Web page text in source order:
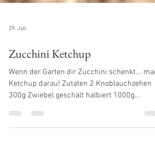
29. Juli
Zucchini Ketchup
Wenn der Garten dir Zucchini schenkt...
Ketchup darau! Zutaten 2 Knoblauchzehen